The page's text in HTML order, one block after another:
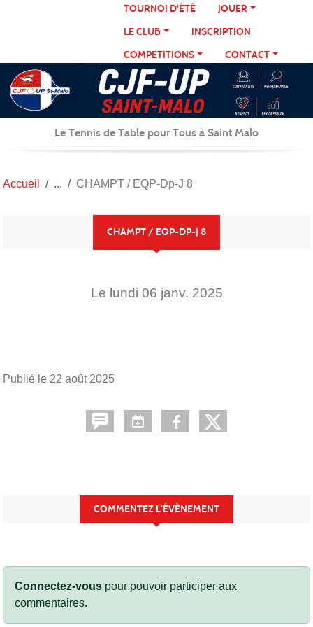
TOURNOI D'ÉTÉ
JOUER
LE CLUB
INSCRIPTION
COMPETITIONS
CONTACT
Le Tennis de Table pour Tous à Saint Malo
Accueil CHAMPT / EQP-Dp-J 8
CHAMPT / EQP-DP-J 8
Le lundi 06 janv. 2025
Publié le 22 août 2025
COMMENTEZ L’ÉVÈNEMENT
Connectez-vous pour pouvoir participer aux
commentaires.
Panneau de gestion des cookies